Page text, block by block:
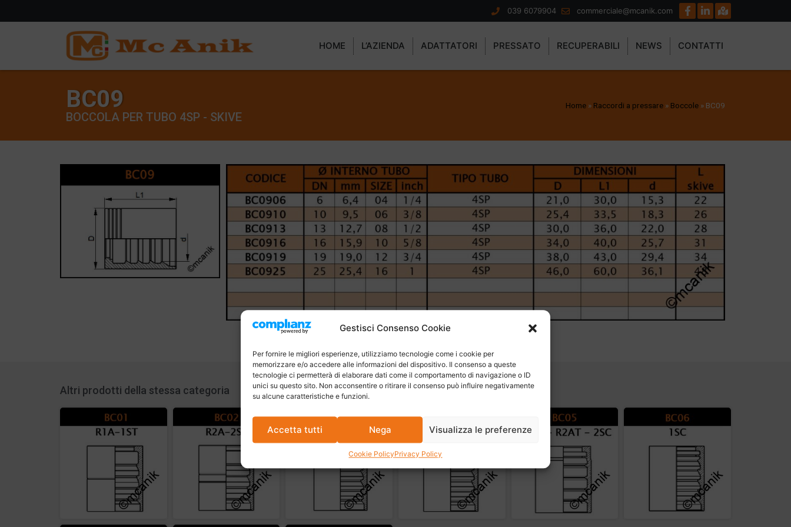
Gestisci Consenso Cookie
Per fornire le migliori esperienze, utilizziamo tecnologie come i cookie per
memorizzare e/o accedere alle informazioni del dispositivo. Il consenso a queste
tecnologie ci permetterà di elaborare dati come il comportamento di navigazione o ID
unici su questo sito. Non acconsentire o ritirare il consenso può influire negativamente
su alcune caratteristiche e funzioni.
Accetta tutti Nega Visualizza le preferenze
Cookie PolicyPrivacy Policy
039 6079904 commerciale@mcanik.com
HOME L’AZIENDA ADATTATORI PRESSATO RECUPERABILI NEWS CONTATTI
BC09
BOCCOLA PER TUBO 4SP - SKIVE
Home » Raccordi a pressare » Boccole » BC09
Altri prodotti della stessa categoria